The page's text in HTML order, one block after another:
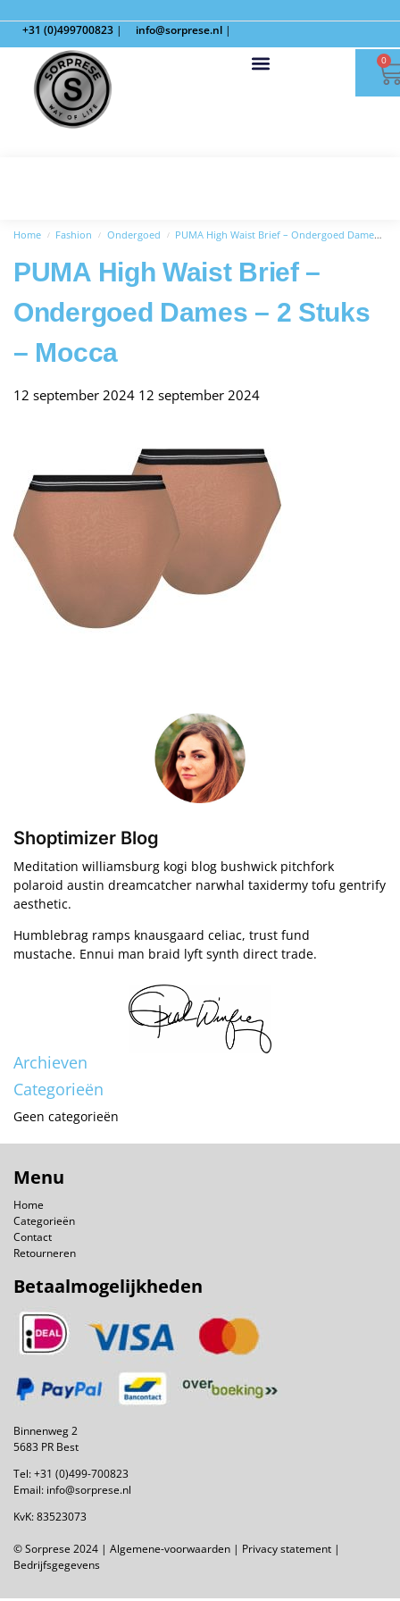
+31 (0)499700823 | info@sorprese.nl |
0
Home / Fashion / Ondergoed / PUMA High Waist Brief – Ondergoed Dames – 2 Stuks – Mocca
PUMA High Waist Brief –
Ondergoed Dames – 2 Stuks
– Mocca
12 september 2024 12 september 2024
Shoptimizer Blog
Meditation williamsburg kogi blog bushwick pitchfork
polaroid austin dreamcatcher narwhal taxidermy tofu gentrify
aesthetic.
Humblebrag ramps knausgaard celiac, trust fund
mustache. Ennui man braid lyft synth direct trade.
Archieven
Categorieën
Geen categorieën
Menu
Home
Categorieën
Contact
Retourneren
Betaalmogelijkheden
Binnenweg 2
5683 PR Best
Tel:+31 (0)499-700823
Email: info@sorprese.nl
KvK: 83523073
© Sorprese 2024 | Algemene-voorwaarden | Privacy statement |
Bedrijfsgegevens